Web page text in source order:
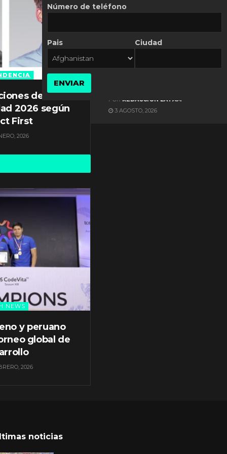
de
2026 según
First
2026
NEWS
y peruano
global de
2026
ES NOTICIA
POR REDACCIÓN LATAM
3 AGOSTO, 2026
noticias
Número de teléfono
Pais Ciudad
ENVIAR